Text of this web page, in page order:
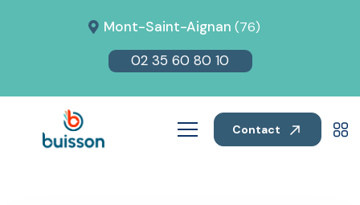
Mont-Saint-Aignan (76)
02 35 60 80 10
Contact